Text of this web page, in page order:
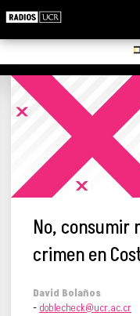
No, consumir
crimen en
David Bolaños
- doblecheck@ucr.ac.cr